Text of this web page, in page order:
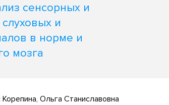
сенсорных и
и
в норме и
мозга
Корепина, Ольга Станиславовна